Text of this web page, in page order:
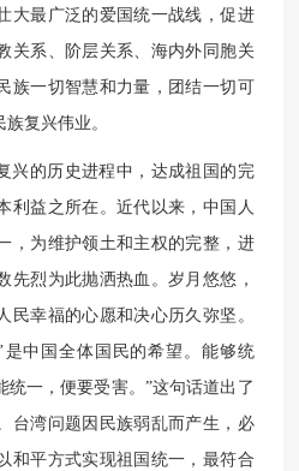
大最广泛的爱国统一战线，促进
关系、阶层关系、海内外同胞关
族一切智慧和力量，团结一切可
复兴伟业。
兴的历史进程中，达成祖国的完
利益之所在。近代以来，中国人
，为维护领土和主权的完整，进
先烈为此抛洒热血。岁月悠悠，
民幸福的心愿和决心历久弥坚。
是中国全体国民的希望。能够统
一，便要受害。”这句话道出了
台湾问题因民族弱乱而产生，必
和平方式实现祖国统一，最符合